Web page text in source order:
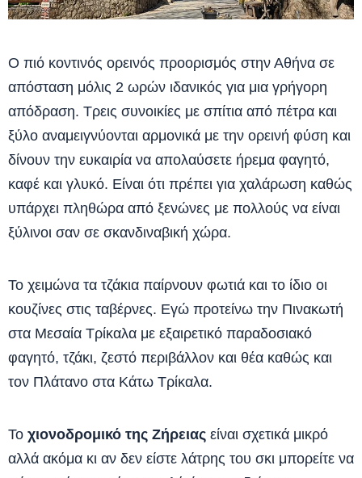
Ο πιό κοντινός ορεινός προορισμός στην Αθήνα σε
απόσταση μόλις 2 ωρών ιδανικός για μια γρήγορη
απόδραση. Τρεις συνοικίες με σπίτια από πέτρα και
ξύλο αναμειγνύονται αρμονικά με την ορεινή φύση και
δίνουν την ευκαιρία να απολαύσετε ήρεμα φαγητό,
καφέ και γλυκό. Είναι ότι πρέπει για χαλάρωση καθώς
υπάρχει πληθώρα από ξενώνες με πολλούς να είναι
ξύλινοι σαν σε σκανδιναβική χώρα.
Το χειμώνα τα τζάκια παίρνουν φωτιά και το ίδιο οι
κουζίνες στις ταβέρνες. Εγώ προτείνω την Πινακωτή
στα Μεσαία Τρίκαλα με εξαιρετικό παραδοσιακό
φαγητό, τζάκι, ζεστό περιβάλλον και θέα καθώς και
τον Πλάτανο στα Κάτω Τρίκαλα.
Το χιονοδρομικό της Ζήρειας είναι σχετικά μικρό
αλλά ακόμα κι αν δεν είστε λάτρης του σκι μπορείτε να